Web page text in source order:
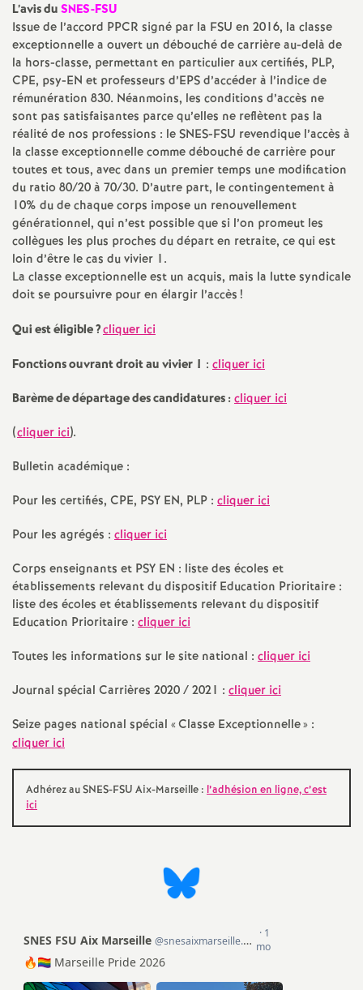
e
c
o
n
d
d
e
r
r
é
n
s
o
u
L’avis duSNES-FSU
Issue de l’accord PPCR signé par la FSU en 2016, la classe
exceptionnelle a ouvert un débouché de carrière au-delà de
la hors-classe, permettant en particulier aux certifiés, PLP,
CPE, psy-EN et professeurs d’EPS d’accéder à l’indice de
rémunération 830. Néanmoins, les conditions d’accès ne
sont pas satisfaisantes parce qu’elles ne reflètent pas la
réalité de nos professions : le SNES-FSU revendique l’accès à
la classe exceptionnelle comme débouché de carrière pour
toutes et tous, avec dans un premier temps une modification
du ratio 80/20 à 70/30. D’autre part, le contingentement à
10% du de chaque corps impose un renouvellement
générationnel, qui n’est possible que si l’on promeut les
collègues les plus proches du départ en retraite, ce qui est
loin d’être le cas du vivier 1.
La classe exceptionnelle est un acquis, mais la lutte syndicale
doit se poursuivre pour en élargir l’accès !
Qui est éligible?cliquer ici
Fonctions ouvrant droit au vivier 1 : cliquer ici
Barème de départage des candidatures :cliquer ici
(cliquer ici).
Bulletin académique :
Pour les certifiés, CPE, PSY EN, PLP : cliquer ici
Pour les agrégés : cliquer ici
Corps enseignants et PSY EN : liste des écoles et
établissements relevant du dispositif Education Prioritaire :
liste des écoles et établissements relevant du dispositif
Education Prioritaire : cliquer ici
Toutes les informations sur le site national : cliquer ici
Journal spécial Carrières 2020 / 2021 : cliquer ici
Seize pages national spécial «Classe Exceptionnelle» :
cliquer ici
Adhérez au SNES-FSU Aix-Marseille : l’adhésion en ligne, c’est
ici